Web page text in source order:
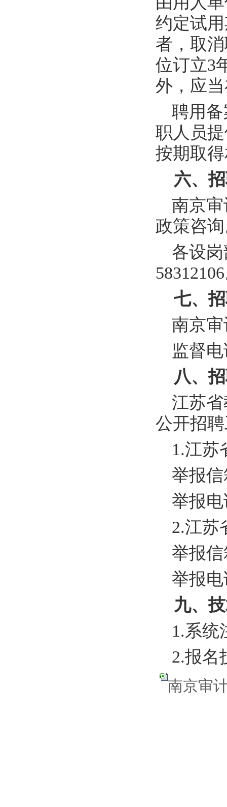
约定试
者，取
位订立3
外，应
聘用
职人员
按期取
六、招
南京
政策咨
各设
58312106
七、招
南京
监督
八、招
江苏
公开招
1.江苏
举报
举报
2.江苏
举报
举报
九、技
1.系统
2.报名
南京审